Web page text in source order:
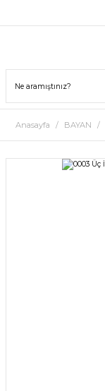
Anasayfa BAYAN